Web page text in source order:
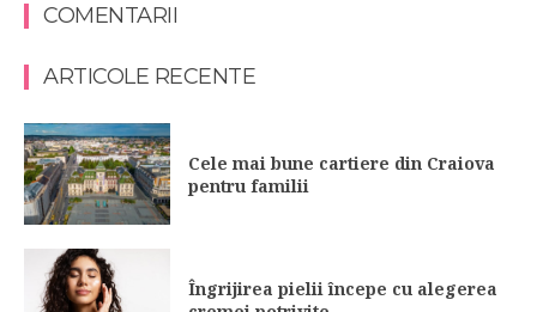
COMENTARII
ARTICOLE RECENTE
Cele mai bune cartiere din Craiova
pentru familii
Îngrijirea pielii începe cu alegerea